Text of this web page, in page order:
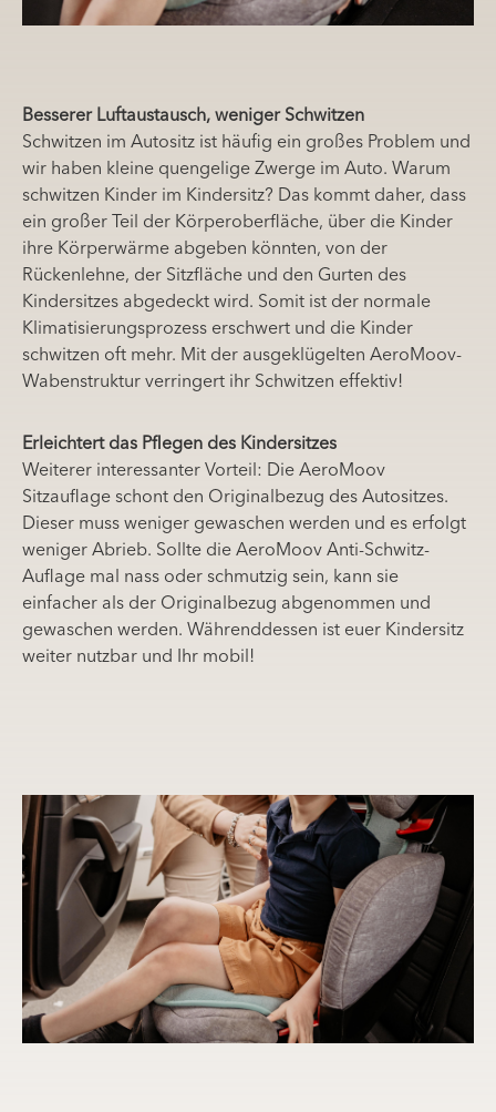
Besserer Luftaustausch, weniger Schwitzen
Schwitzen im Autositz ist häufig ein großes Problem und
wir haben kleine quengelige Zwerge im Auto. Warum
schwitzen Kinder im Kindersitz? Das kommt daher, dass
ein großer Teil der Körperoberfläche, über die Kinder
ihre Körperwärme abgeben könnten, von der
Rückenlehne, der Sitzfläche und den Gurten des
Kindersitzes abgedeckt wird. Somit ist der normale
Klimatisierungsprozess erschwert und die Kinder
schwitzen oft mehr. Mit der ausgeklügelten AeroMoov-
Wabenstruktur verringert ihr Schwitzen effektiv!
Erleichtert das Pflegen des Kindersitzes
Weiterer interessanter Vorteil: Die AeroMoov
Sitzauflage schont den Originalbezug des Autositzes.
Dieser muss weniger gewaschen werden und es erfolgt
weniger Abrieb. Sollte die AeroMoov Anti-Schwitz-
Auflage mal nass oder schmutzig sein, kann sie
einfacher als der Originalbezug abgenommen und
gewaschen werden. Währenddessen ist euer Kindersitz
weiter nutzbar und Ihr mobil!